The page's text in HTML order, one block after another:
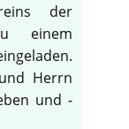
der
einem
Herrn
und -